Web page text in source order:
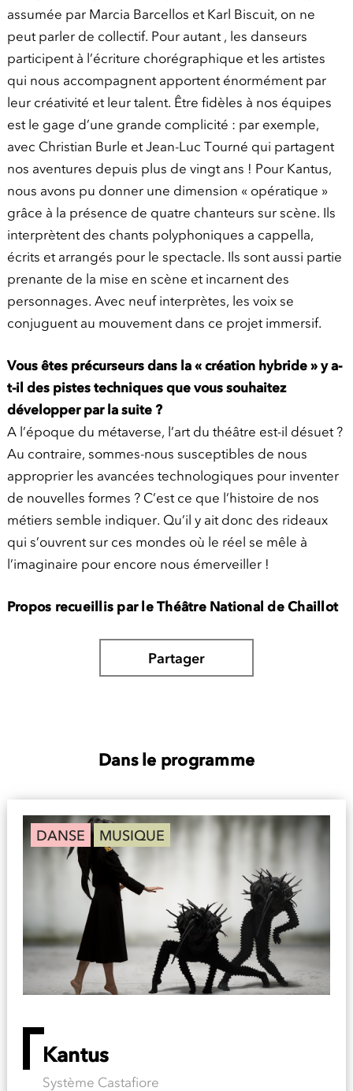
assumée par Marcia Barcellos et Karl Biscuit, on ne
peut parler de collectif. Pour autant , les danseurs
participent à l’écriture chorégraphique et les artistes
qui nous accompagnent apportent énormément par
leur créativité et leur talent. Être fidèles à nos équipes
est le gage d’une grande complicité : par exemple,
avec Christian Burle et Jean-Luc Tourné qui partagent
nos aventures depuis plus de vingt ans ! Pour Kantus,
nous avons pu donner une dimension « opératique »
grâce à la présence de quatre chanteurs sur scène. Ils
interprètent des chants polyphoniques a cappella,
écrits et arrangés pour le spectacle. Ils sont aussi partie
prenante de la mise en scène et incarnent des
personnages. Avec neuf interprètes, les voix se
conjuguent au mouvement dans ce projet immersif.
Vous êtes précurseurs dans la « création hybride » y a-
t-il des pistes techniques que vous souhaitez
développer par la suite ?
A l’époque du métaverse, l’art du théâtre est-il désuet ?
Au contraire, sommes-nous susceptibles de nous
approprier les avancées technologiques pour inventer
de nouvelles formes ? C’est ce que l’histoire de nos
métiers semble indiquer. Qu’il y ait donc des rideaux
qui s’ouvrent sur ces mondes où le réel se mêle à
l’imaginaire pour encore nous émerveiller !
Propos recueillis par le Théâtre National de Chaillot
Partager
Dans le programme
DANSE MUSIQUE
Kantus
Système Castafiore